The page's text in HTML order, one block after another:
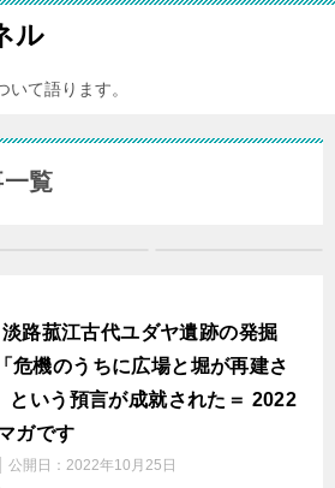
ル
いて語ります。
一覧
路菰江古代ユダヤ遺跡の発掘
危機のうちに広場と堀が再建さ
という預言が成就された＝ 2022
ガです
公開日： 2022年10月25日